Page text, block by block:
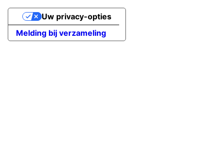
Melding bij verzameling
Uw privacy-opties